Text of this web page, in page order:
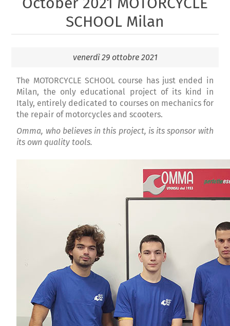
SCHOOL Milan
venerdì 29 ottobre 2021
The MOTORCYCLE SCHOOL course has just ended in
Milan, the only educational project of its kind in
Italy, entirely dedicated to courses on mechanics for
the repair of motorcycles and scooters.
Omma, who believes in this project, is its sponsor with
its own quality tools.